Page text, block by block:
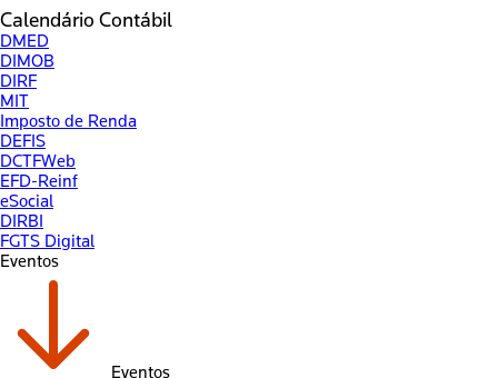
Calendário Contábil
DMED
DIMOB
DIRF
MIT
Imposto de Renda
DEFIS
DCTFWeb
EFD-Reinf
eSocial
DIRBI
FGTS Digital
Eventos
Eventos